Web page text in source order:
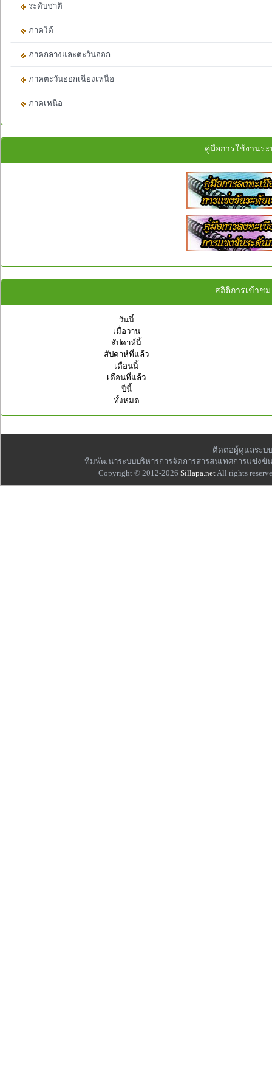
ระดับชาติ
ภาคใต้
ภาคกลางและตะวันออก
ภาคตะวันออกเฉียงเหนือ
ภาคเหนือ
คู่มือการใช้งานร
สถิติการเข้าชม
วันนี้
เมื่อวาน
สัปดาห์นี้
สัปดาห์ที่แล้ว
เดือนนี้
เดือนที่แล้ว
ปีนี้
ทั้งหมด
ติดต่อผู้ดูแลระบบ
ทีมพัฒนาระบบบริหารการจัดการสารสนเทศการแข่ง
Copyright © 2012-2026 Sillapa.netAll rights